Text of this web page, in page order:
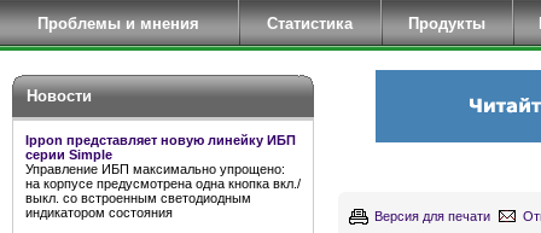
Проблемы и мнения Статистика Продукты
Новости
Ippon представляет новую линейку ИБП
серии Simple
Управление ИБП максимально упрощено:
на корпусе предусмотрена одна кнопка вкл./
выкл. со встроенным светодиодным
индикатором состояния
Версия для печати